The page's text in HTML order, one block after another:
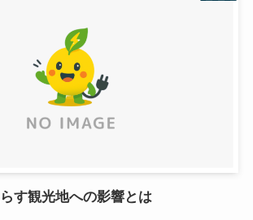
す観光地への影響とは